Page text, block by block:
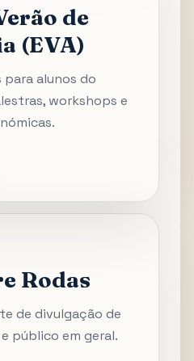
de
(EVA)
para alunos do
workshops e
Rodas
de divulgação de
público em geral.